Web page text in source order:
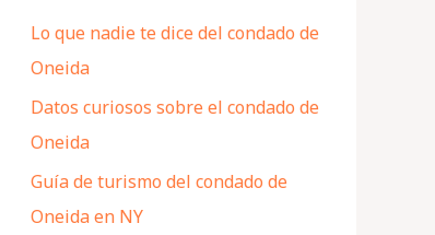
f
o
r
:
Lo que nadie te dice del condado de
Oneida
Datos curiosos sobre el condado de
Oneida
Guía de turismo del condado de
Oneida en NY